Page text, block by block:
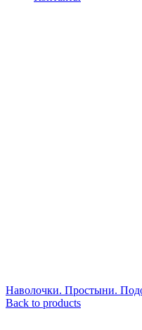
Наволочки. Простыни.
Back to products